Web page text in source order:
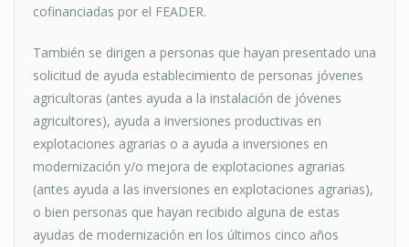
cofinanciadas por el FEADER.
También se dirigen a personas que hayan presentado una
solicitud de ayuda establecimiento de personas jóvenes
agricultoras (antes ayuda a la instalación de jóvenes
agricultores), ayuda a inversiones productivas en
explotaciones agrarias o a ayuda a inversiones en
modernización y/o mejora de explotaciones agrarias
(antes ayuda a las inversiones en explotaciones agrarias),
o bien personas que hayan recibido alguna de estas
ayudas de modernización en los últimos cinco años